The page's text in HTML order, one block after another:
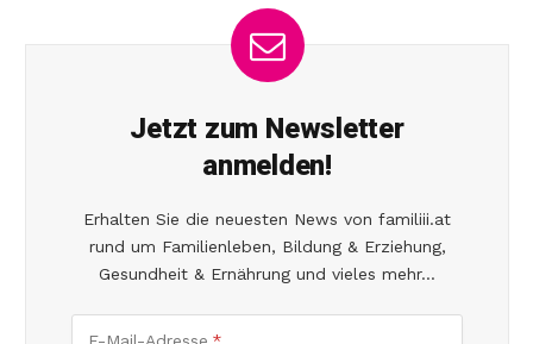
Jetzt zum Newsletter
anmelden!
Erhalten Sie die neuesten News von familiii.at
rund um Familienleben, Bildung & Erziehung,
Gesundheit & Ernährung und vieles mehr...
E-Mail-Adresse